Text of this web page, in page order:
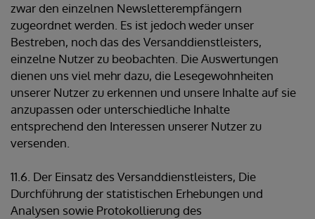
zwar den einzelnen Newsletterempfängern
zugeordnet werden. Es ist jedoch weder unser
Bestreben, noch das des Versanddienstleisters,
einzelne Nutzer zu beobachten. Die Auswertungen
dienen uns viel mehr dazu, die Lesegewohnheiten
unserer Nutzer zu erkennen und unsere Inhalte auf sie
anzupassen oder unterschiedliche Inhalte
entsprechend den Interessen unserer Nutzer zu
versenden.
11.6. Der Einsatz des Versanddienstleisters, Die
Durchführung der statistischen Erhebungen und
Analysen sowie Protokollierung des